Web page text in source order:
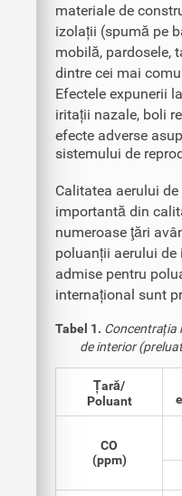
materiale de
izolații (spumă pe
mobilă, pardosele,
dintre cei mai
Efectele expunerii
iritații nazale, boli
efecte adverse
sistemului de
Calitatea aerului
importantă din
numeroase ţări
poluanții aerului de
admise pentru
internațional sunt
Tabel 1. Concentrația
de interior
Țară/
Poluant
CO
(ppm)